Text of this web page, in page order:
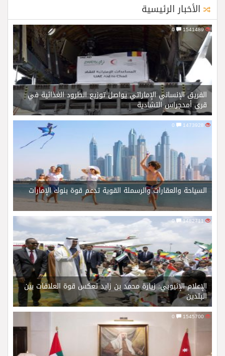
الأخبار الرئيسية
1541489
الفريق الإنساني الإماراتي يواصل توزيع الطرود الغذائية في
قرى أمدجراس التشادية
1473928
السياحة والعقارات والرسملة القوية تدعم قوة بنوك الإمارات
1482711
0
الإعلام الإثيوبي: زيارة محمد بن زايد تعكس قوة العلاقات بين
البلدين